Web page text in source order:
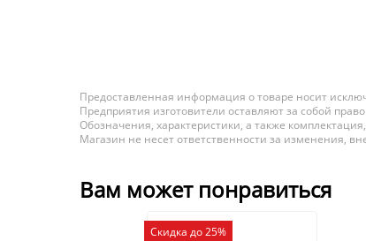
Предоставленная информация о товаре носит
Предприятия изготовители оставляют за собой
Обозначения, характеристики, а также
Магазин не несет ответственности за изменения,
Вам может понравиться
Скидка до 25%